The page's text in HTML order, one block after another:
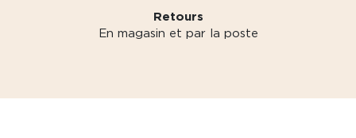
Retours
En magasin et par la poste